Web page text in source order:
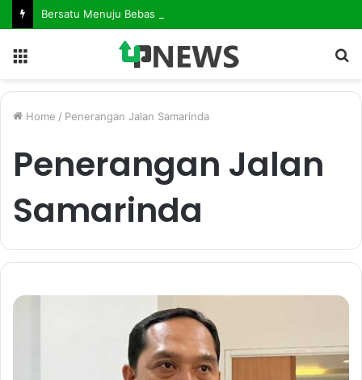
Home / Penerangan Jalan Samarinda
Penerangan Jalan
Samarinda